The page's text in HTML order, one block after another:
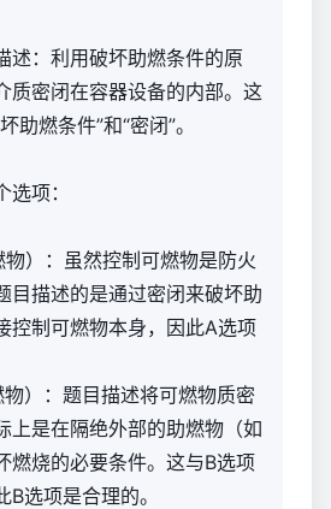
述：利用破坏助燃条件的原
质密闭在容器设备的内部。这
助燃条件”和“密闭”。
项：
）：虽然控制可燃物是防火
目描述的是通过密闭来破坏助
控制可燃物本身，因此A选项
）：题目描述将可燃物质密
上是在隔绝外部的助燃物（如
燃烧的必要条件。这与B选项
选项是合理的。